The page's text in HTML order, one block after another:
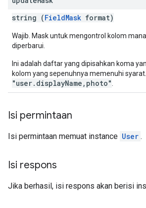
string (FieldMask format)
Wajib. Mask untuk mengontrol kolom
diperbarui.
Ini adalah daftar yang dipisahkan koma
kolom yang sepenuhnya memenuhi
"user.displayName,photo"
Isi permintaan
Isi permintaan memuat instance User .
Isi respons
Jika berhasil, isi respons akan berisi